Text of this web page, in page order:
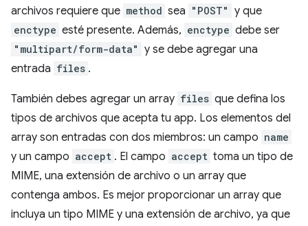
archivos requiere que method sea "POST" y que
enctype esté presente. Además, enctype debe ser
"multipart/form-data" y se debe agregar una
entrada files .
También debes agregar un array files que defina los
tipos de archivos que acepta tu app. Los elementos del
array son entradas con dos miembros: un campo name
y un campo accept . El campo accept toma un tipo de
MIME, una extensión de archivo o un array que
contenga ambos. Es mejor proporcionar un array que
incluya un tipo MIME y una extensión de archivo, ya que